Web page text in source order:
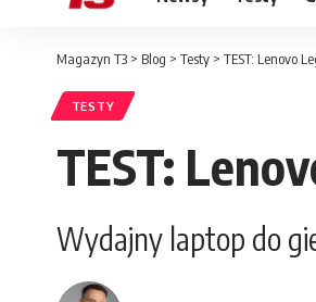
Magazyn T3 > Blog > Testy > TEST: Lenovo
TESTY
TEST:
Wydajny laptop do